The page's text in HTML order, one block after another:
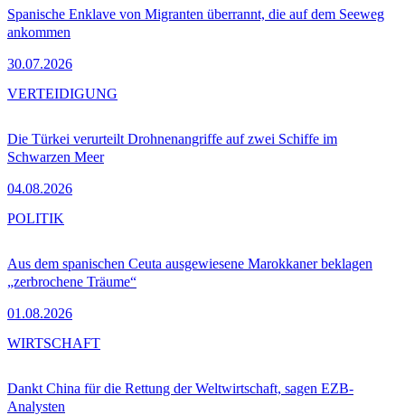
Spanische Enklave von Migranten überrannt, die auf dem Seeweg
ankommen
30.07.2026
Die Türkei verurteilt Drohnenangriffe auf zwei Schiffe im
Schwarzen Meer
04.08.2026
VERTEIDIGUNG
Aus dem spanischen Ceuta ausgewiesene Marokkaner beklagen
„zerbrochene Träume“
01.08.2026
POLITIK
Dankt China für die Rettung der Weltwirtschaft, sagen EZB-
Analysten
WIRTSCHAFT